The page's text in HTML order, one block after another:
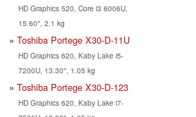
HD Graphics 520, Core i3 6006U,
15.60", 2.1 kg
Toshiba Portege X30-D-11U
HD Graphics 620, Kaby Lake i5-
7200U, 13.30", 1.05 kg
Toshiba Portege X30-D-123
HD Graphics 620, Kaby Lake i7-